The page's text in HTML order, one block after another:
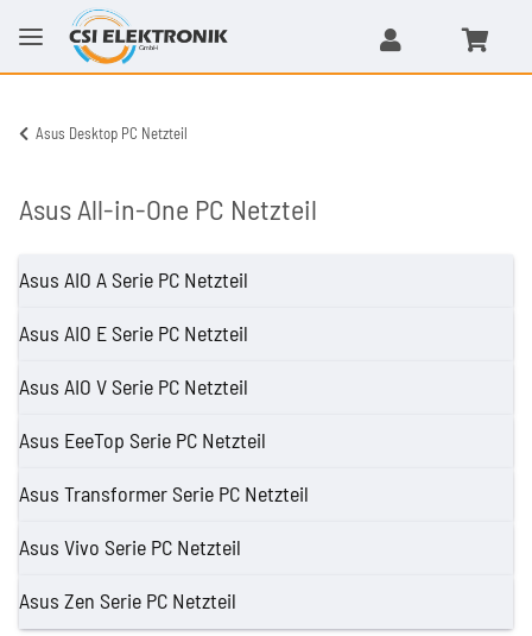
Asus Desktop PC Netzteil
Asus All-in-One PC Netzteil
Asus AIO A Serie PC Netzteil
Asus AIO E Serie PC Netzteil
Asus AIO V Serie PC Netzteil
Asus EeeTop Serie PC Netzteil
Asus Transformer Serie PC Netzteil
Asus Vivo Serie PC Netzteil
Asus Zen Serie PC Netzteil